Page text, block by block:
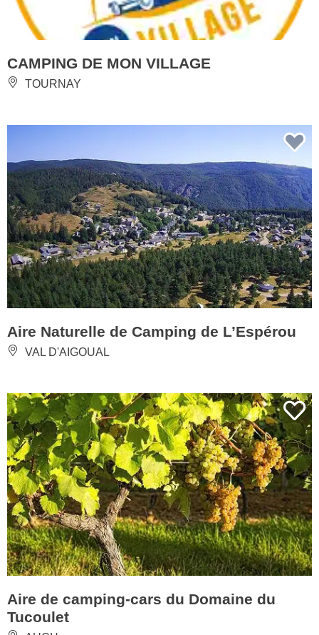
CAMPING DE MON VILLAGE
TOURNAY
Aire Naturelle de Camping de L’Espérou
VAL D'AIGOUAL
Aire de camping-cars du Domaine du
Tucoulet